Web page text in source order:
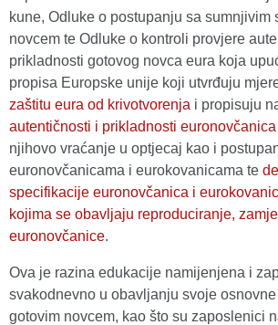
kune, Odluke o postupanju sa sumnjivim
novcem te Odluke o kontroli provjere
prikladnosti gotovog novca eura koja
propisa Europske unije koji utvrđuju
zaštitu eura od krivotvorenja i propisuju
autentičnosti i prikladnosti
njihovo vraćanje u optjecaj kao i
euronovčanicama i eurokovanicama te
specifikacije euronovčanica i
kojima se obavljaju reproduciranje,
euronovčanice.
Ova je razina edukacije namijenjena i
svakodnevno u obavljanju svoje
gotovim novcem, kao što su zaposlenici